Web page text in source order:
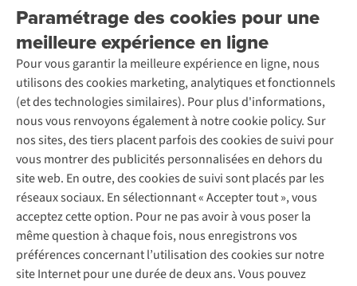
Paramétrage des cookies pour une
meilleure expérience en ligne
Pour vous garantir la meilleure expérience en ligne, nous
utilisons des cookies marketing, analytiques et fonctionnels
(et des technologies similaires). Pour plus d'informations,
nous vous renvoyons également à notre cookie policy. Sur
nos sites, des tiers placent parfois des cookies de suivi pour
vous montrer des publicités personnalisées en dehors du
site web. En outre, des cookies de suivi sont placés par les
réseaux sociaux. En sélectionnant « Accepter tout », vous
acceptez cette option. Pour ne pas avoir à vous poser la
même question à chaque fois, nous enregistrons vos
préférences concernant l’utilisation des cookies sur notre
site Internet pour une durée de deux ans. Vous pouvez
Rétractation d'une commande
Entretien & réparations
Garantie
Contactez-nous
À propos d’Ayacucho
Nos magasins
À propos d’A.S.Adventure
Déclaration d'accessibilité
Location / Location sports d’hiver
Seconde-main
Entretien de ski
Service de lavage
Entretien de chaussures
Réparation de chaussures
Réparation de vêtements
Retouches
Pour les entreprises
Découvrez
Explore Camp
Gear Check
Expertise & conseils
Abonnez-vous à la newsletter
Suivez-nous